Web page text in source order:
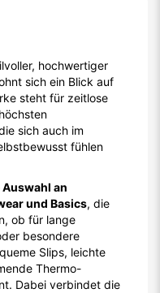
hochwertiger
sich ein Blick auf
steht für zeitlose
sich auch im
fühlen
an
und Basics, die
ob für lange
besondere
Slips, leichte
Thermo-
Dabei verbindet die